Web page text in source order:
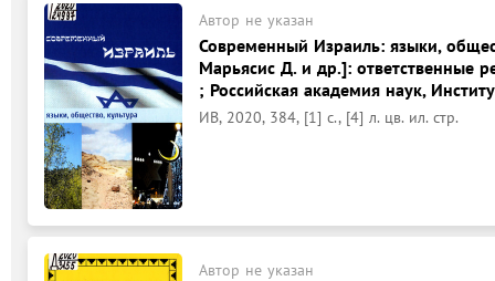
Автор не указан
Современный Израиль: языки,
Марьясис Д. и др.]: ответственные
; Российская академия наук,
ИВ, 2020, 384, [1] с., [4] л. цв. ил. стр.
Автор не указан